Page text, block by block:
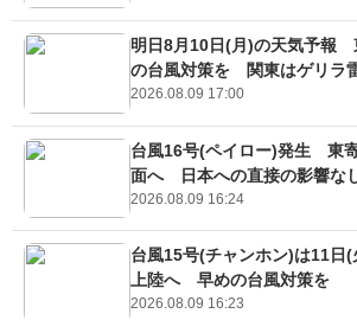
明日8月10日(月)の天気予報
の台風対策を 関東はゲリラ
2026.08.09 17:00
台風16号(ペイロー)発生 東
面へ 日本への直接の影響な
2026.08.09 16:24
台風15号(チャンホン)は11日
上陸へ 早めの台風対策を
2026.08.09 16:23